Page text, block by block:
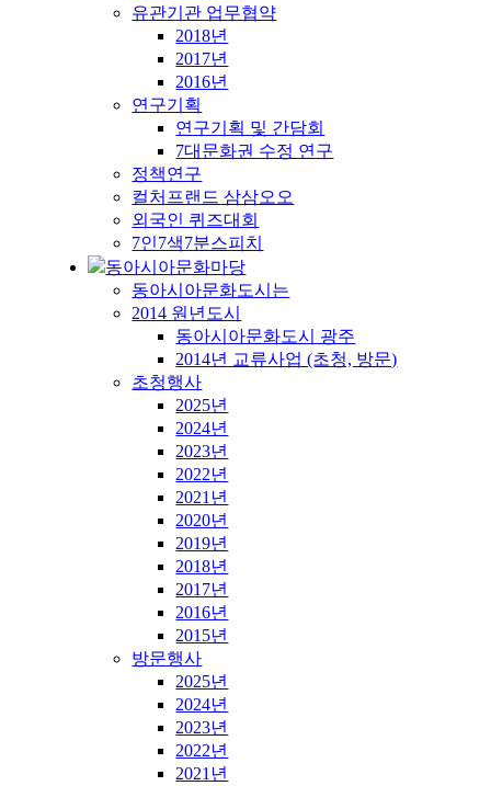
유관기관 업무협약
2018년
2017년
2016년
연구기획
연구기획 및 간담회
7대문화권 수정 연구
정책연구
컬처프랜드 삼삼오오
외국인 퀴즈대회
7인7색7분스피치
동아시아문화마당
동아시아문화도시는
2014 원년도시
동아시아문화도시 광주
2014년 교류사업 (초청, 방문)
초청행사
2025년
2024년
2023년
2022년
2021년
2020년
2019년
2018년
2017년
2016년
2015년
방문행사
2025년
2024년
2023년
2022년
2021년